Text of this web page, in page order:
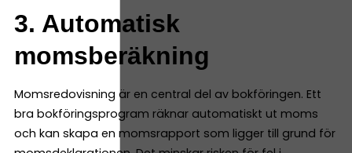
3. Automatisk
momsberäkning
Momsredovisning är en central del av bokföringen. Ett
bra bokföringsprogram räknar automatiskt ut moms
och kan skapa en momsrapport som ligger till grund för